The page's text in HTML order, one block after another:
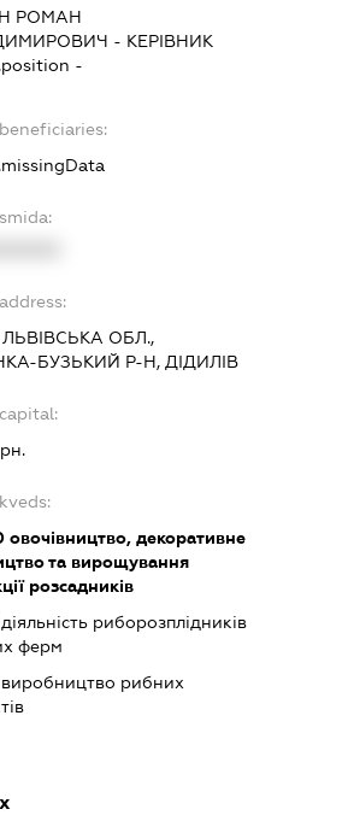
РОМАН
- КЕРІВНИК
-
ЛЬВІВСЬКА ОБЛ.,
БУЗЬКИЙ Р-Н, ДІДИЛІВ
овочівництво, декоративне
та вирощування
розсадників
діяльність риборозплідників
ферм
виробництво рибних